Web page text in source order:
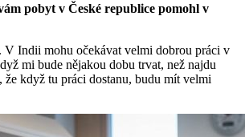
pobyt v České republice pomohl v
V Indii mohu očekávat velmi dobrou práci v
mi bude nějakou dobu trvat, než najdu
že když tu práci dostanu, budu mít velmi